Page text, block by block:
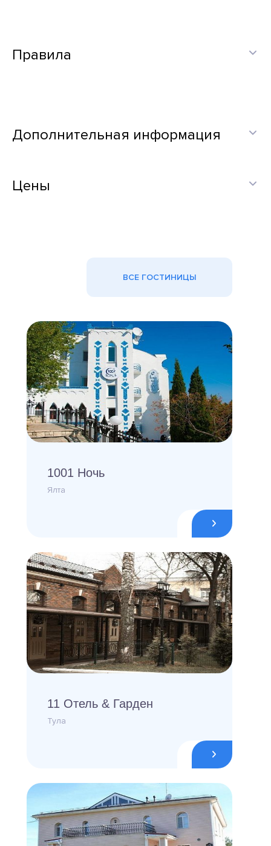
Правила
Дополнительная информация
Цены
ВСЕ ГОСТИНИЦЫ
1001 Ночь
Ялта
11 Отель & Гарден
Тула